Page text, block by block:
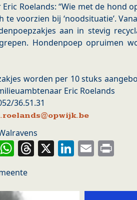
Roelands: “Wie met de hond
te voorzien bij ‘noodsituatie’.
aan in stevig
Hondenpoep opruimen
worden per 10 stuks
Eric Roelands
36.51.31
WhatsApp
Threads
X LinkedIn
Email